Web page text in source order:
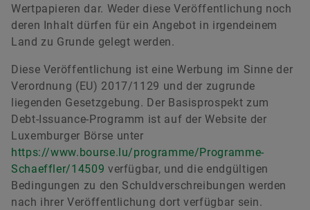
Leiter Kommunikation Finanzen und
Nachhaltigkeit
Schaeffler AG, Herzogenaurach
+49 9132 82 37314
matthias.herms@schaeffler.com
Wertpapieren dar. Weder diese Veröffentlichung noch
deren Inhalt dürfen für ein Angebot in irgendeinem
Land zu Grunde gelegt werden.
Diese Veröffentlichung ist eine Werbung im Sinne der
Verordnung (EU) 2017/1129 und der zugrunde
liegenden Gesetzgebung. Der Basisprospekt zum
Debt-Issuance-Programm ist auf der Website der
Luxemburger Börse unter
https://www.bourse.lu/programme/Programme-
Schaeffler/14509 verfügbar, und die endgültigen
Bedingungen zu den Schuldverschreibungen werden
nach ihrer Veröffentlichung dort verfügbar sein.